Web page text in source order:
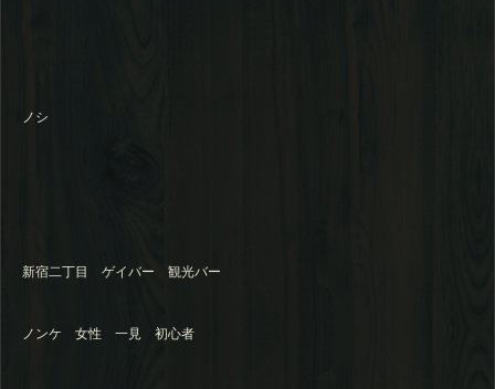
ノシ
新宿二丁目 ゲイバー 観光バー
ノンケ 女性 一見 初心者